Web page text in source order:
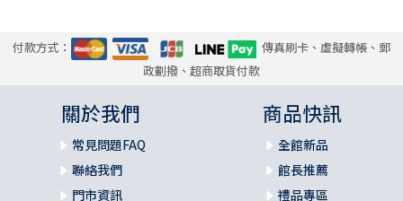
付款方式：
傳真刷卡、虛擬轉帳、郵
政劃撥、超商取貨付款
關於我們
常見問題FAQ
聯絡我們
門市資訊
商品快訊
全館新品
館長推薦
禮品專區